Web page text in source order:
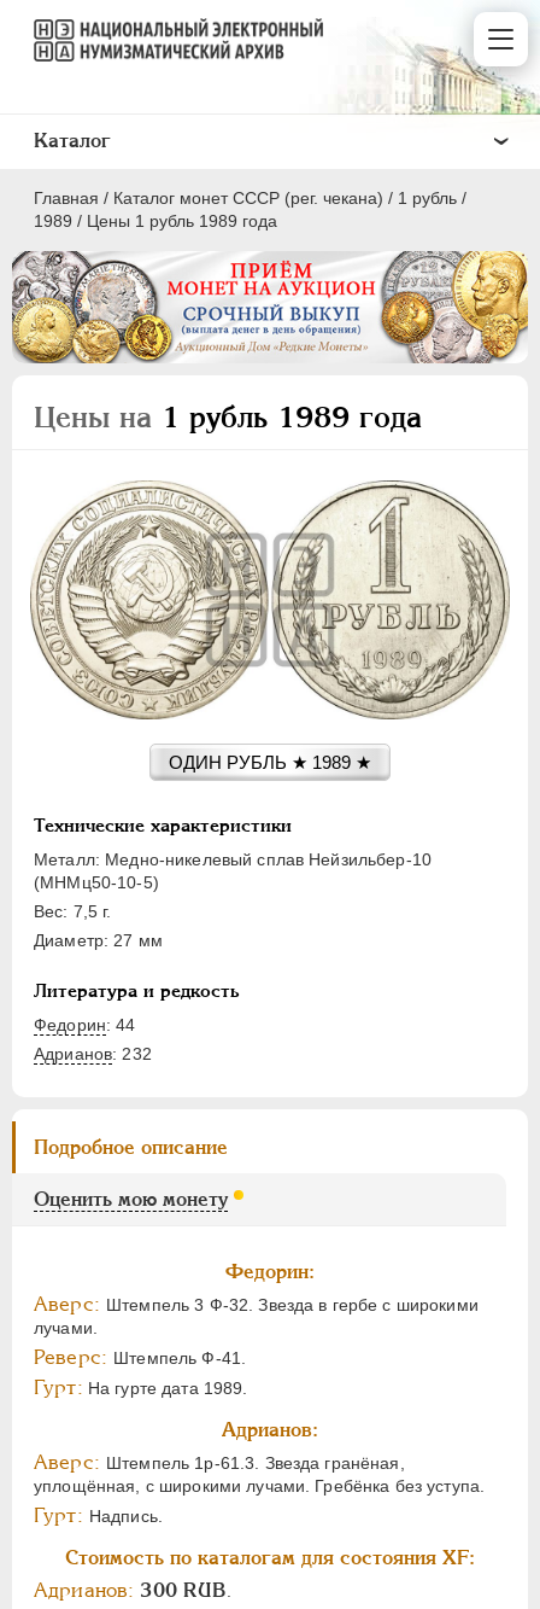
Главная / Каталог монет СССР (рег. чекана) / 1 рубль /
1989 / Цены 1 рубль 1989 года
Цены на 1 рубль 1989 года
ОДИН РУБЛЬ ★ 1989 ★
Технические характеристики
Металл: Медно-никелевый сплав Нейзильбер-10
(МНМц50-10-5)
Вес: 7,5 г.
Диаметр: 27 мм
Литература и редкость
Федорин: 44
Адрианов: 232
Подробное описание
Оценить мою монету
Федорин:
Аверс: Штемпель 3 Ф-32. Звезда в гербе с широкими
лучами.
Реверс: Штемпель Ф-41.
Гурт: На гурте дата 1989.
Адрианов:
Аверс: Штемпель 1р-61.3. Звезда гранёная,
уплощённая, с широкими лучами. Гребёнка без уступа.
Гурт: Надпись.
Стоимость по каталогам для состояния XF:
Адрианов: 300 RUB
Каталог
ПОЛКОПЕЙКИ
2 КОПЕЙКИ
5 КОПЕЕК
10 КОПЕЕК
15 КОПЕЕК
20 КОПЕЕК
50 КОПЕЕК
ПОЛТИННИК
1 РУБЛЬ
10 РУБЛЕЙ
ЧЕРВОНЕЦ